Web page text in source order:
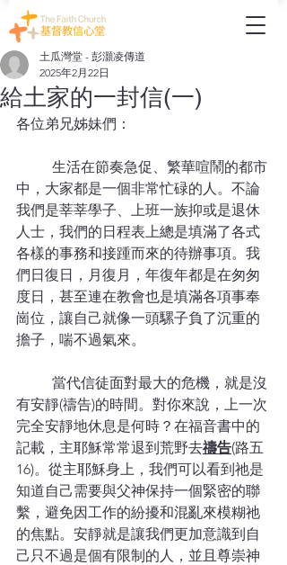
給土家的一封信(一)
土瓜灣堂 - 彭灝凌傳道
2025年2月22日
各位弟兄姊妹們：
中，大家都是一個非常忙碌的人。不論
我們是莘莘學子、上班一族抑或是退休
人士，我們的日程表上總是填滿了各式
各樣的事務和接踵而來的待辦事項。我
們日復日，月復月，年復年都是在匆匆
度日，甚至連在教會也是填滿各項事奉
崗位，讓自己就像一頭騾子負了沉重的
擔子，喘不過氣來。
有安靜(禱告)的時間。對你來說，上一次
完全安靜地休息是何時？在福音書中的
記載，主耶穌常常退到荒野去禱告(路五
16)。從主耶穌身上，我們可以看到祂是
知道自己需要與父神保持一個緊密的聯
繫，避免因工作的紛擾和混亂來模糊祂
的焦點。安靜就是讓我們更加意識到自
己只不過是個有限制的人，並且尊崇神